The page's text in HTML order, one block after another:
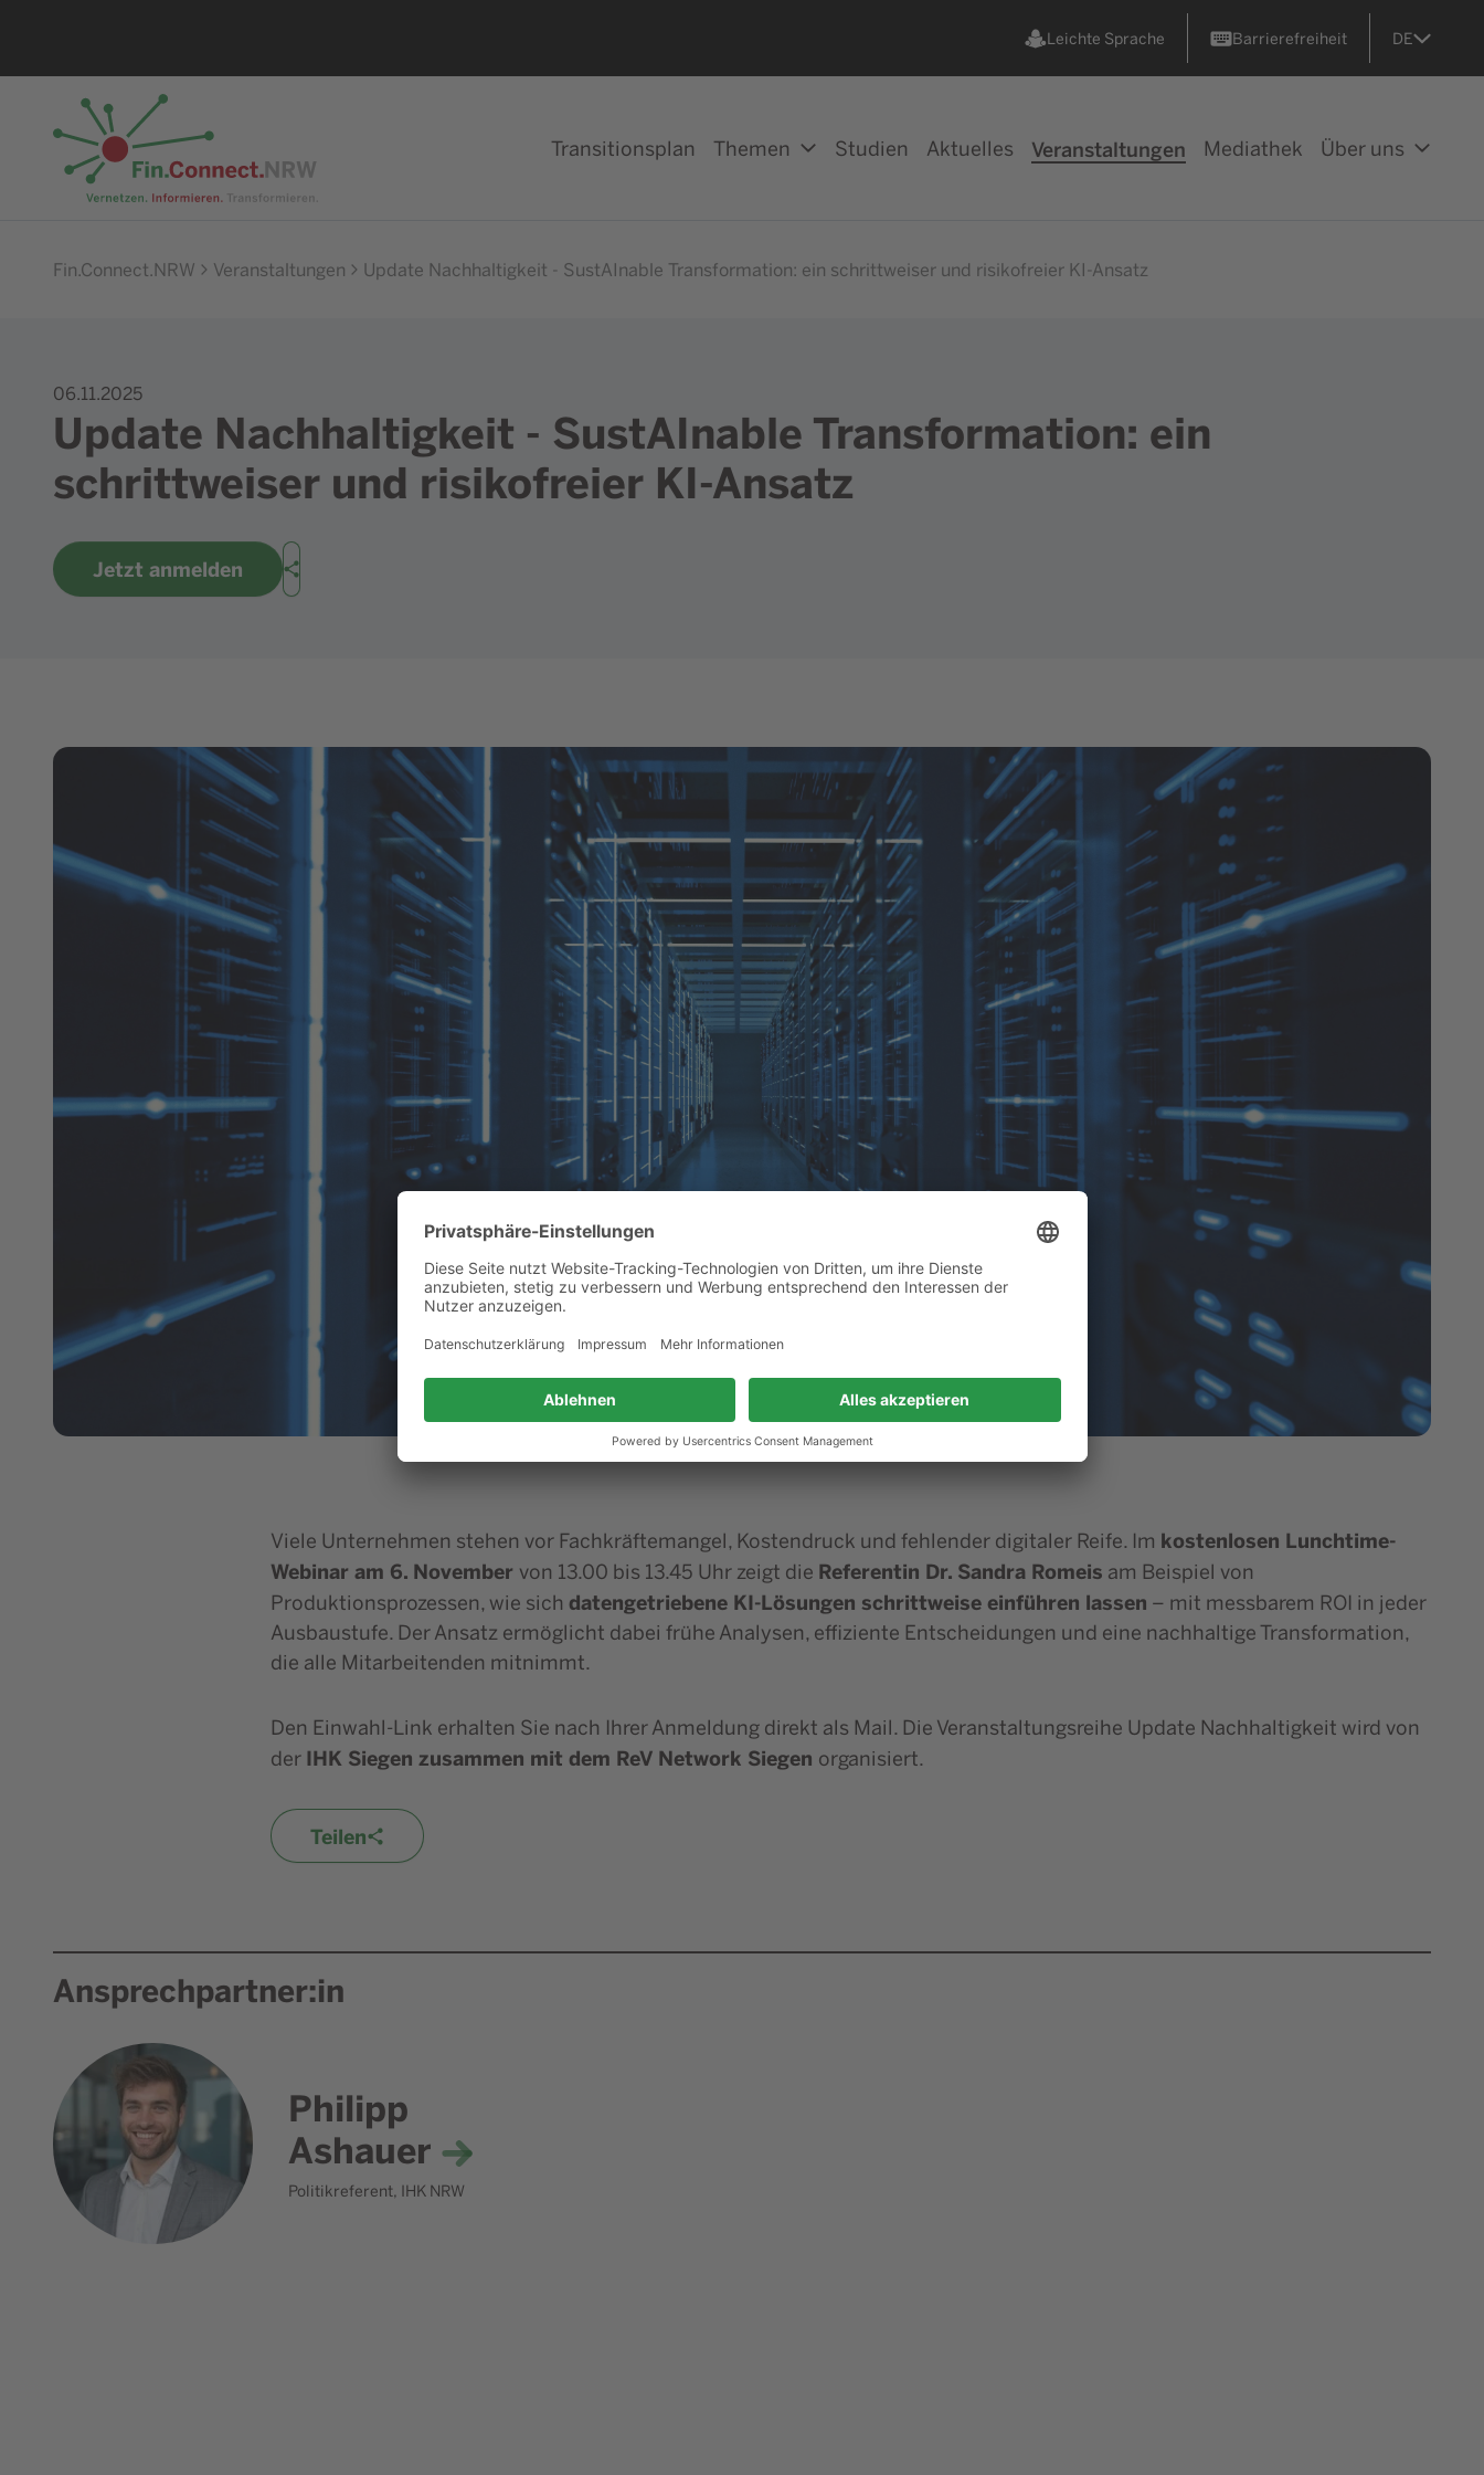
Leichte Sprache Barrierefreiheit DE
Transitionsplan Themen Studien Aktuelles Veranstaltungen Mediathek Über uns
Fin.Connect.NRW Veranstaltungen Update Nachhaltigkeit - SustAInable Transformation: ein schrittweiser und risikofreier KI-Ansatz
06.11.2025
Update Nachhaltigkeit - SustAInable Transformation: ein
schrittweiser und risikofreier KI-Ansatz
Jetzt anmelden
Teilen
Bild in Lightbox zeigen
Viele Unternehmen stehen vor Fachkräftemangel, Kostendruck und fehlender digitaler Reife. Im kostenlosen Lunchtime-
Webinar am 6. November von 13.00 bis 13.45 Uhr zeigt die Referentin Dr. Sandra Romeis am Beispiel von
Produktionsprozessen, wie sichdatengetriebene KI-Lösungen schrittweise einführen lassen – mit messbarem ROI in jeder
Ausbaustufe. Der Ansatz ermöglicht dabei frühe Analysen, effiziente Entscheidungen und eine nachhaltige Transformation,
die alle Mitarbeitenden mitnimmt.
Den Einwahl-Link erhalten Sie nach Ihrer Anmeldung direkt als Mail. Die Veranstaltungsreihe Update Nachhaltigkeit wird von
der IHK Siegen zusammen mit dem ReV Network Siegen organisiert.
Teilen
Ansprechpartner:in
Philipp
Ashauer
Politikreferent, IHK NRW